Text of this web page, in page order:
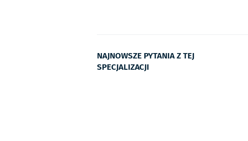
NAJNOWSZE PYTANIA Z TEJ
SPECJALIZACJI